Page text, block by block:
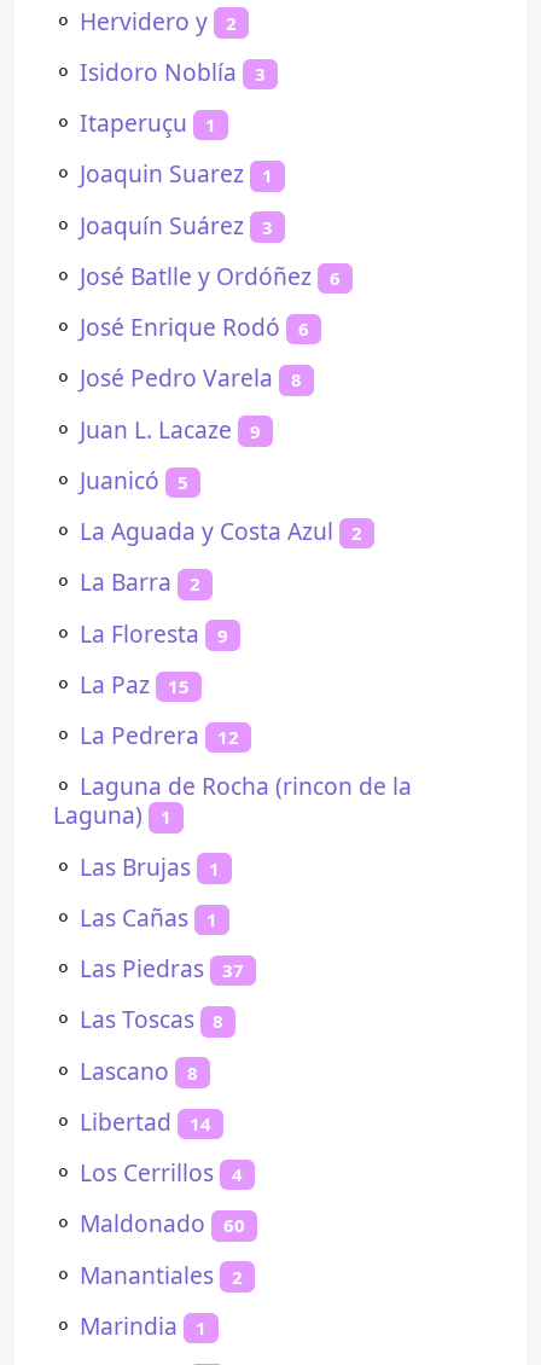
⚬ Hervidero y 2
⚬ Isidoro Noblía 3
⚬ Itaperuçu 1
⚬ Joaquin Suarez 1
⚬ Joaquín Suárez 3
⚬ José Batlle y Ordóñez 6
⚬ José Enrique Rodó 6
⚬ José Pedro Varela 8
⚬ Juan L. Lacaze 9
⚬ Juanicó 5
⚬ La Aguada y Costa Azul 2
⚬ La Barra 2
⚬ La Floresta 9
⚬ La Paz 15
⚬ La Pedrera 12
⚬ Laguna de Rocha (rincon de la
Laguna)
1
⚬ Las Brujas 1
⚬ Las Cañas 1
⚬ Las Piedras 37
⚬ Las Toscas 8
⚬ Lascano 8
⚬ Libertad 14
⚬ Los Cerrillos 4
⚬ Maldonado 60
⚬ Manantiales 2
⚬ Marindia 1